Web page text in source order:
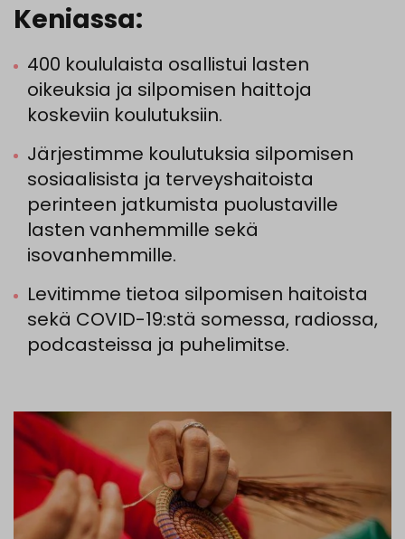
Keniassa:
400 koululaista osallistui lasten
oikeuksia ja silpomisen haittoja
koskeviin koulutuksiin.
Järjestimme koulutuksia silpomisen
sosiaalisista ja terveyshaitoista
perinteen jatkumista puolustaville
lasten vanhemmille sekä
isovanhemmille.
Levitimme tietoa silpomisen haitoista
sekä COVID-19:stä somessa, radiossa,
podcasteissa ja puhelimitse.